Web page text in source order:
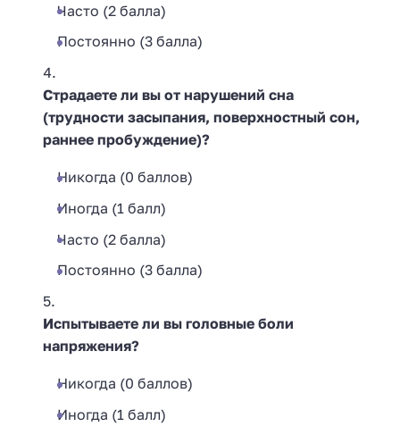
Часто (2 балла)
Постоянно (3 балла)
Страдаете ли вы от нарушений сна
(трудности засыпания, поверхностный сон,
раннее пробуждение)?
Никогда (0 баллов)
Иногда (1 балл)
Часто (2 балла)
Постоянно (3 балла)
Испытываете ли вы головные боли
напряжения?
Никогда (0 баллов)
Иногда (1 балл)